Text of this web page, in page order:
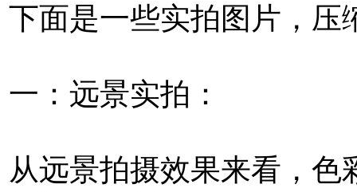
下面是一些实拍图片，压
一：远景实拍：
从远景拍摄效果来看，